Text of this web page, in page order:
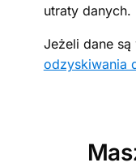
utraty danych.
Jeżeli dane
odzyskiwania